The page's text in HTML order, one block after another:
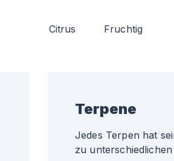
Citrus Fruchtig
Terpene
Jedes Terpen hat
zu